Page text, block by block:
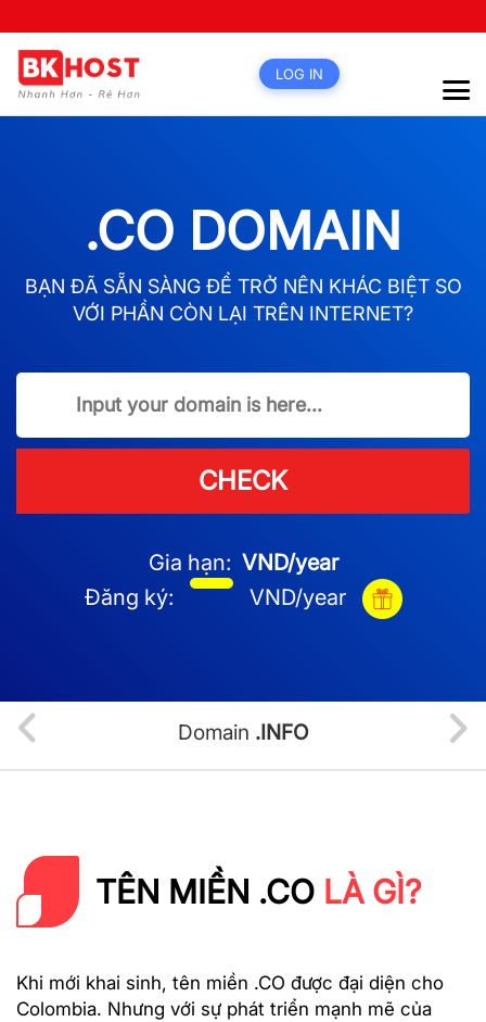
LOG IN
.CO DOMAIN
BẠN ĐÃ SẴN SÀNG ĐỂ TRỞ NÊN KHÁC BIỆT SO
VỚI PHẦN CÒN LẠI TRÊN INTERNET?
CHECK
Gia hạn: VND/year
Đăng ký:
VND/year
Domain .INFO
TÊN MIỀN .CO LÀ GÌ?
Khi mới khai sinh, tên miền .CO được đại diện cho
Colombia. Nhưng với sự phát triển mạnh mẽ của